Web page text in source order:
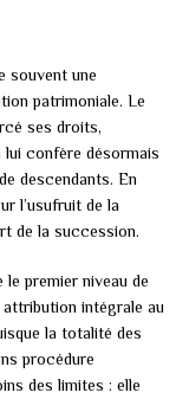
souvent une
patrimoniale. Le
ses droits,
lui confère désormais
descendants. En
l’usufruit de la
de la succession.
le premier niveau de
intégrale au
la totalité des
procédure
des limites : elle